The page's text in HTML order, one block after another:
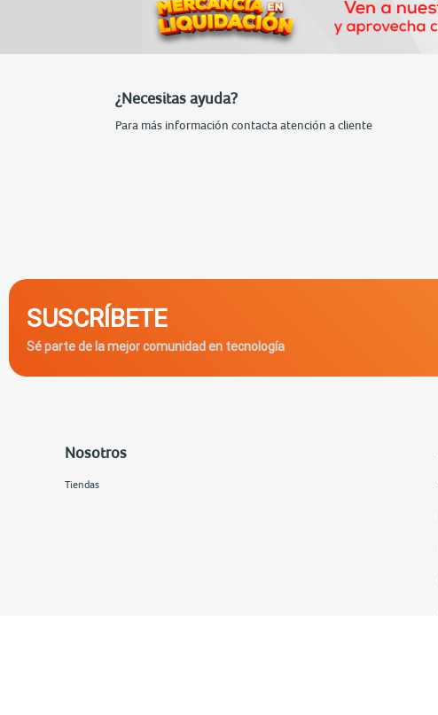
¿Necesitas ayuda?
Para más información contacta atención a cliente
SUSCRÍBETE
Sé parte de la mejor comunidad en tecnología
Nosotros
Tiendas